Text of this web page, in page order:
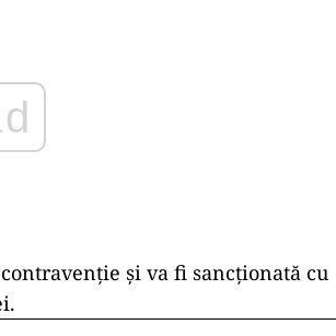
și va fi sancționată cu